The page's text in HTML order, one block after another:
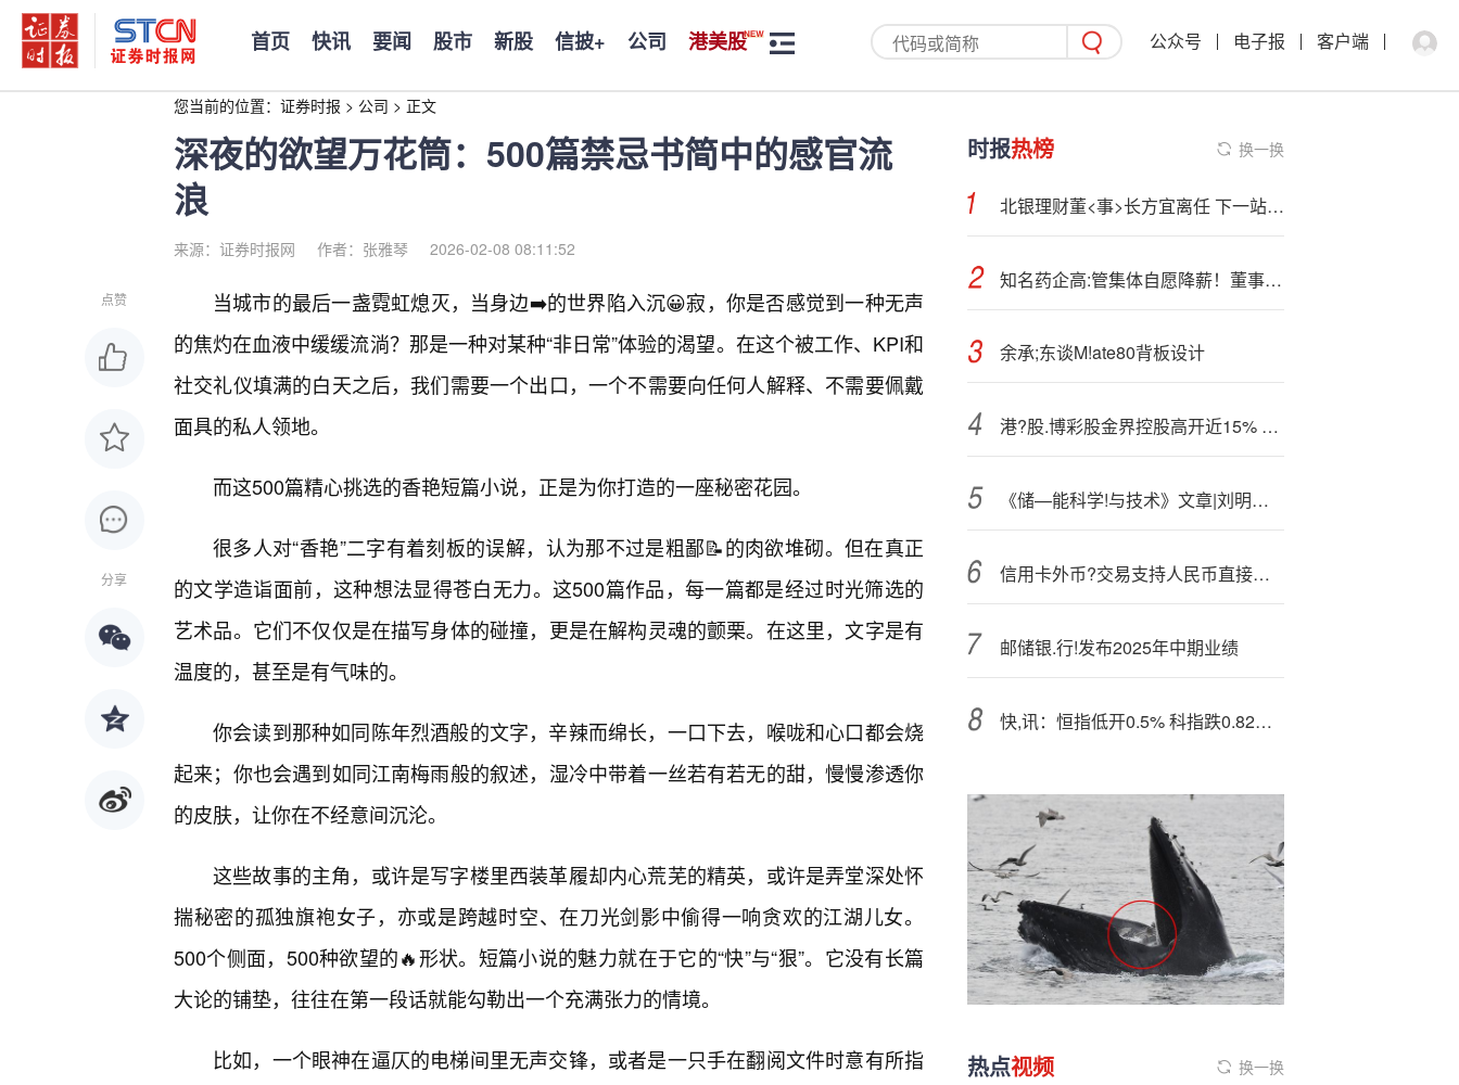
首页 快讯 要闻 股市 新股 信披+ 公司 港美股 公众号 电子报 客户端
您当前的位置： 证券时报 > 公司 > 正文
深夜的欲望万花筒：500篇禁忌书简中的感官流
浪
来源：证券时报网 作者：张雅琴 2026-02-08 08:11:52
点赞
分享
当城市的最后一盏霓虹熄灭，当身边➡️的世界陷入沉😀寂，你是否感觉到一种无声
的焦灼在血液中缓缓流淌？那是一种对某种“非日常”体验的渴望。在这个被工作、KPI和
社交礼仪填满的白天之后，我们需要一个出口，一个不需要向任何人解释、不需要佩戴
面具的私人领地。
而这500篇精心挑选的香艳短篇小说，正是为你打造的一座秘密花园。
很多人对“香艳”二字有着刻板的误解，认为那不过是粗鄙📝的肉欲堆砌。但在真正
的文学造诣面前，这种想法显得苍白无力。这500篇作品，每一篇都是经过时光筛选的
艺术品。它们不仅仅是在描写身体的碰撞，更是在解构灵魂的颤栗。在这里，文字是有
温度的，甚至是有气味的。
你会读到那种如同陈年烈酒般的文字，辛辣而绵长，一口下去，喉咙和心口都会烧
起来；你也会遇到如同江南梅雨般的叙述，湿冷中带着一丝若有若无的甜，慢慢渗透你
的皮肤，让你在不经意间沉沦。
这些故事的主角，或许是写字楼里西装革履却内心荒芜的精英，或许是弄堂深处怀
揣秘密的孤独旗袍女子，亦或是跨越时空、在刀光剑影中偷得一响贪欢的江湖儿女。
500个侧面，500种欲望的🔥形状。短篇小说的魅力就在于它的“快”与“狠”。它没有长篇
大论的铺垫，往往在第一段话就能勾勒出一个充满张力的情境。
比如，一个眼神在逼仄的电梯间里无声交锋，或者是一只手在翻阅文件时意有所指
时报热榜 换一换
北银理财董<事>长方宜离任 下一站华夏银行
知名药企高:管集体自愿降薪！董事长年薪从千万到百万
余承;东谈M!ate80背板设计
港?股.博彩股金界控股高开近15% 前三季度博彩总收入同比增长29.6%
《储—能科学!与技术》文章|刘明霞 等：“双碳”目标下鄂尔多斯市氢能产业发展路径研究：政策驱动与技术创新视角
信用卡外币?交易支持人民币直接入账，对普通人影响几何
邮储银.行!发布2025年中期业绩
快,讯：恒指低开0.5% 科指跌0.82% 科网股、黄金股普跌 创新药概念活跃 泡泡玛特高开7.83%
热点视频 换一换